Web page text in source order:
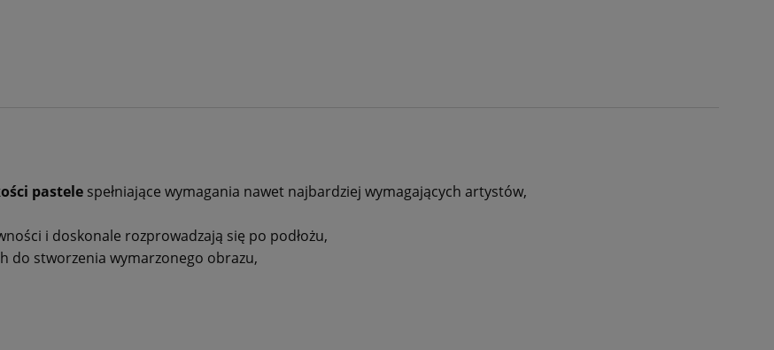
pastele spełniające wymagania nawet najbardziej wymagających artystów,
i doskonale rozprowadzają się po podłożu,
do stworzenia wymarzonego obrazu,